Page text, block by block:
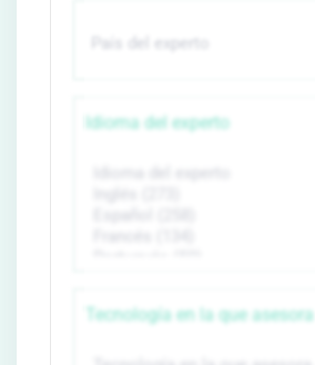
Idioma del experto
Tecnología en la que asesora